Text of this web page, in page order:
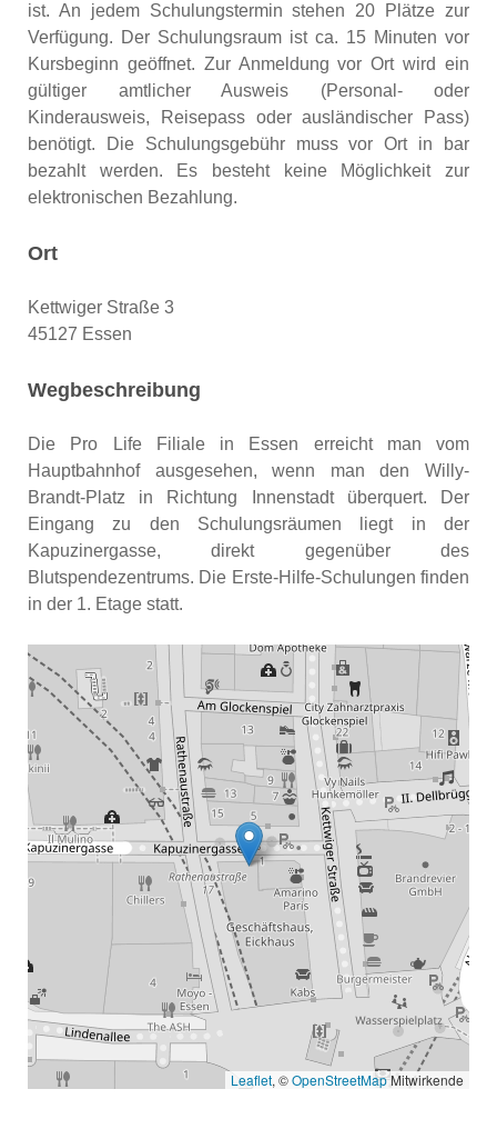
ist. An jedem Schulungstermin stehen 20 Plätze zur
Verfügung. Der Schulungsraum ist ca. 15 Minuten vor
Kursbeginn geöffnet. Zur Anmeldung vor Ort wird ein
gültiger amtlicher Ausweis (Personal- oder
Kinderausweis, Reisepass oder ausländischer Pass)
benötigt. Die Schulungsgebühr muss vor Ort in bar
bezahlt werden. Es besteht keine Möglichkeit zur
elektronischen Bezahlung.
Ort
Kettwiger Straße 3
45127 Essen
Wegbeschreibung
Die Pro Life Filiale in Essen erreicht man vom
Hauptbahnhof ausgesehen, wenn man den Willy-
Brandt-Platz in Richtung Innenstadt überquert. Der
Eingang zu den Schulungsräumen liegt in der
Kapuzinergasse, direkt gegenüber des
Blutspendezentrums. Die Erste-Hilfe-Schulungen finden
in der 1. Etage statt.
Leaflet, ©OpenStreetMapMitwirkende